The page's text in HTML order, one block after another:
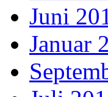
Juni
Januar